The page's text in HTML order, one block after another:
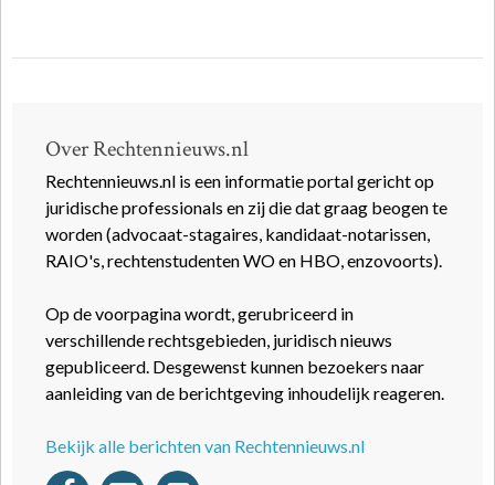
Over Rechtennieuws.nl
Rechtennieuws.nl is een informatie portal gericht op
juridische professionals en zij die dat graag beogen te
worden (advocaat-stagaires, kandidaat-notarissen,
RAIO's, rechtenstudenten WO en HBO, enzovoorts).
Op de voorpagina wordt, gerubriceerd in
verschillende rechtsgebieden, juridisch nieuws
gepubliceerd. Desgewenst kunnen bezoekers naar
aanleiding van de berichtgeving inhoudelijk reageren.
Bekijk alle berichten van Rechtennieuws.nl